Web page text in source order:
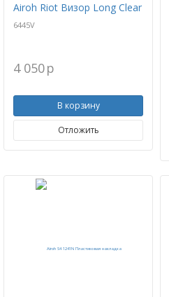
Airoh Riot Визор Long Clear
6445V
4 050p
В корзину
Отложить